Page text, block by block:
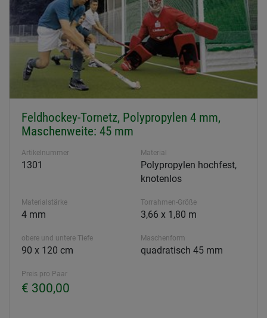
Feldhockey-Tornetz, Polypropylen 4 mm,
Maschenweite: 45 mm
Artikelnummer
1301
Material
Polypropylen hochfest,
knotenlos
Materialstärke
4 mm
Torrahmen-Größe
3,66 x 1,80 m
obere und untere Tiefe
90 x 120 cm
Maschenform
quadratisch 45 mm
Preis pro Paar
€ 300,00